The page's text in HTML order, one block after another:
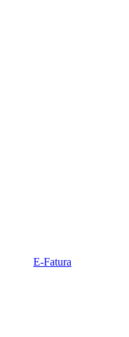
E-Fatura